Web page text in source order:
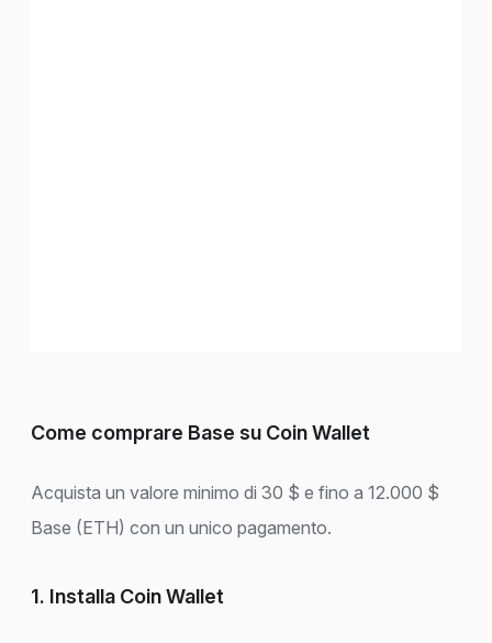
Come comprare Base su Coin Wallet
Acquista un valore minimo di 30 $ e fino a 12.000 $
Base (ETH) con un unico pagamento.
1. Installa Coin Wallet